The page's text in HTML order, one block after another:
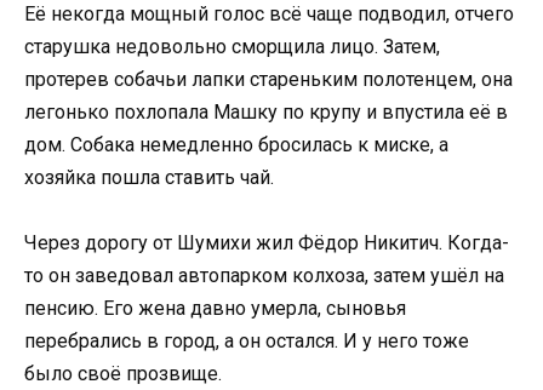
Её некогда мощный голос всё чаще подводил, отчего
старушка недовольно сморщила лицо. Затем,
протерев собачьи лапки стареньким полотенцем, она
легонько похлопала Машку по крупу и впустила её в
дом. Собака немедленно бросилась к миске, а
хозяйка пошла ставить чай.
Через дорогу от Шумихи жил Фёдор Никитич. Когда-
то он заведовал автопарком колхоза, затем ушёл на
пенсию. Его жена давно умерла, сыновья
перебрались в город, а он остался. И у него тоже
было своё прозвище.